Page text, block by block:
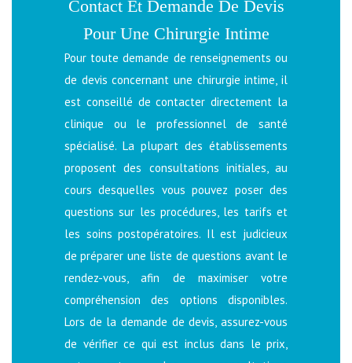
Contact Et Demande De Devis
Pour Une Chirurgie Intime
Pour toute demande de renseignements ou
de devis concernant une chirurgie intime, il
est conseillé de contacter directement la
clinique ou le professionnel de santé
spécialisé. La plupart des établissements
proposent des consultations initiales, au
cours desquelles vous pouvez poser des
questions sur les procédures, les tarifs et
les soins postopératoires. Il est judicieux
de préparer une liste de questions avant le
rendez-vous, afin de maximiser votre
compréhension des options disponibles.
Lors de la demande de devis, assurez-vous
de vérifier ce qui est inclus dans le prix,